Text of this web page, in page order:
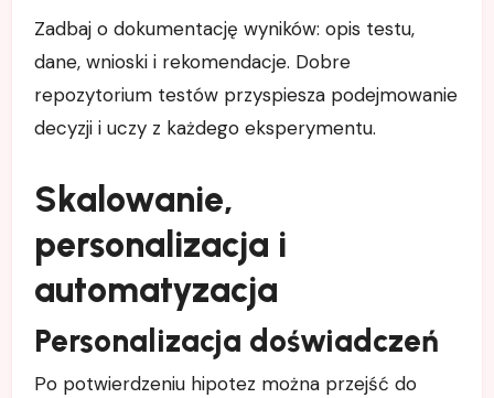
Zadbaj o dokumentację wyników: opis testu,
dane, wnioski i rekomendacje. Dobre
repozytorium testów przyspiesza podejmowanie
decyzji i uczy z każdego eksperymentu.
Skalowanie,
personalizacja i
automatyzacja
Personalizacja doświadczeń
Po potwierdzeniu hipotez można przejść do